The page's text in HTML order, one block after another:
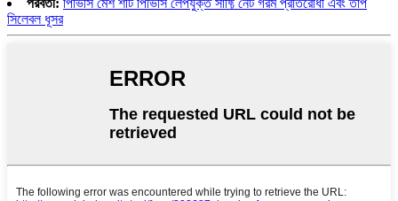
পরবর্তী: পিভিসি মেশ শীট পিভিসি লেপযুক্ত সাফ্টি নেট গরম প্রতিরোধী এবং তাপ
সিলেবল ধূসর